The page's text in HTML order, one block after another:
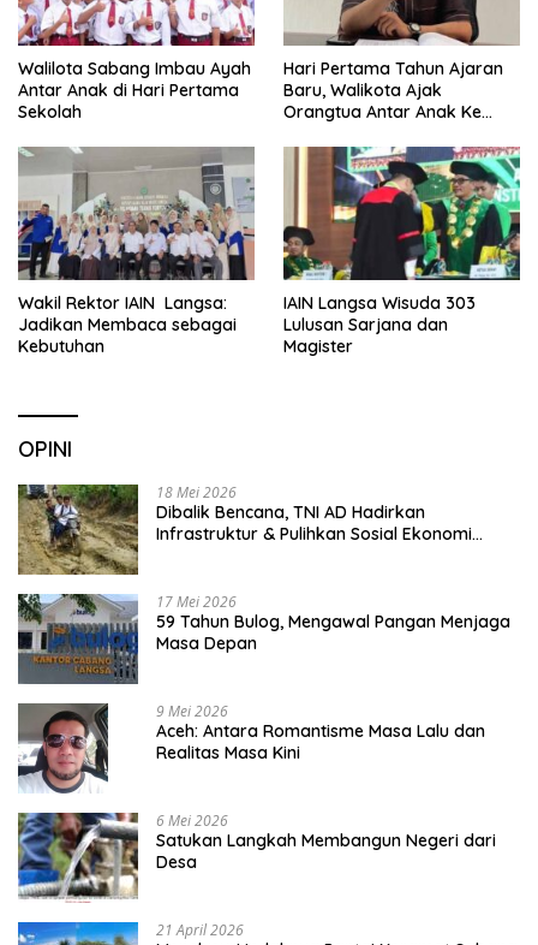
Walilota Sabang Imbau Ayah
Antar Anak di Hari Pertama
Sekolah
Hari Pertama Tahun Ajaran
Baru, Walikota Ajak
Orangtua Antar Anak Ke
Wakil Rektor IAIN Langsa:
Jadikan Membaca sebagai
Kebutuhan
IAIN Langsa Wisuda 303
Lulusan Sarjana dan
Magister
OPINI
18 Mei 2026
Dibalik Bencana, TNI AD Hadirkan
Infrastruktur & Pulihkan Sosial Ekonomi
17 Mei 2026
59 Tahun Bulog, Mengawal Pangan Menjaga
Masa Depan
9 Mei 2026
Aceh: Antara Romantisme Masa Lalu dan
Realitas Masa Kini
6 Mei 2026
Satukan Langkah Membangun Negeri dari
Desa
21 April 2026